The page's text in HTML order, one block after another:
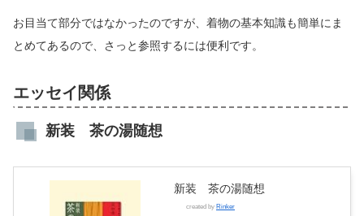
お目当て部分ではなかったのですが、着物の基本知識も簡単にま
とめてあるので、さっと参照するには便利です。
エッセイ関係
新装 茶の湯随想
新装 茶の湯随想
created by Rinker